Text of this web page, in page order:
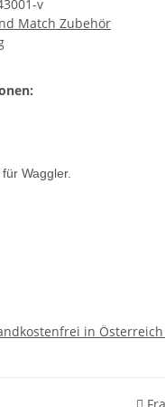
v
Match Zubehör
Waggler.
in